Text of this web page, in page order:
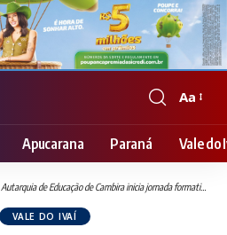
Font
Resizer
Aa
Apucarana Paraná Vale do
Autarquia de Educação de Cambira inicia jornada formativa sobre inclusão e neurodiversidade
VALE DO IVAÍ